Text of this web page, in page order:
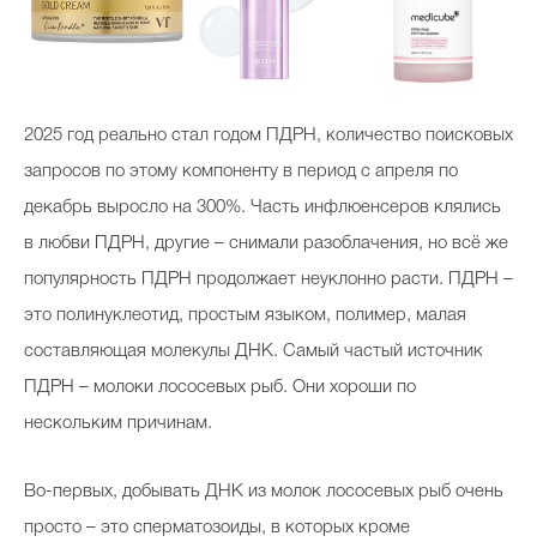
Celebrity дня
Beauty- битвы
Викторины
2025 год реально стал годом ПДРН, количество поисковых
запросов по этому компоненту в период с апреля по
декабрь выросло на 300%. Часть инфлюенсеров клялись
в любви ПДРН, другие – снимали разоблачения, но всё же
популярность ПДРН продолжает неуклонно расти. ПДРН –
это полинуклеотид, простым языком, полимер, малая
составляющая молекулы ДНК. Самый частый источник
ПДРН – молоки лососевых рыб. Они хороши по
нескольким причинам.
Во-первых, добывать ДНК из молок лососевых рыб очень
просто – это сперматозоиды, в которых кроме